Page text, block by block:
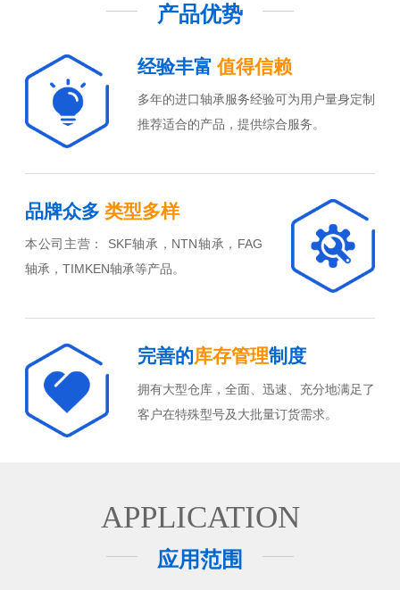
产品优势
经验丰富值得信赖
多年的进口轴承服务经验可为用户量身定制
推荐适合的产品，提供综合服务。
品牌众多 类型多样
本公司主营： SKF轴承，NTN轴承，FAG
轴承，TIMKEN轴承等产品。
完善的库存管理制度
拥有大型仓库，全面、迅速、充分地满足了
客户在特殊型号及大批量订货需求。
APPLICATION
应用范围